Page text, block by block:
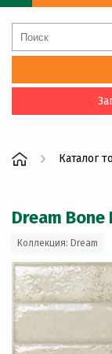
Каталог
Dream
Коллекция: Dream